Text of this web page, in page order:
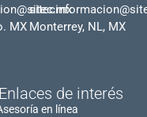
MX Monterrey, NL, MX
Enlaces de interés
en línea